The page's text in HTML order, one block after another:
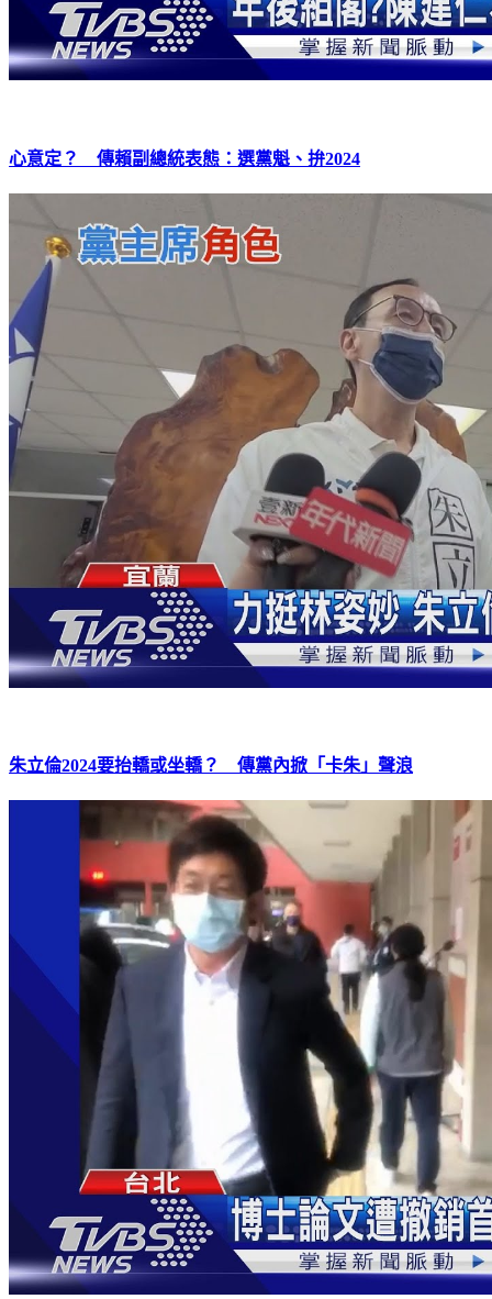
心意定？ 傳賴副總統表態：選黨魁、拚2024
朱立倫2024要抬轎或坐轎？ 傳黨內掀「卡朱」聲浪